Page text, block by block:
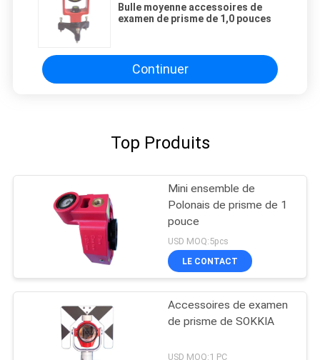
Bulle moyenne accessoires de
examen de prisme de 1,0 pouces
Continuer
Top Produits
Mini ensemble de
Polonais de prisme de 1
pouce
USD MOQ:5pcs
LE CONTACT
Accessoires de examen
de prisme de SOKKIA
USD MOQ:1 PC